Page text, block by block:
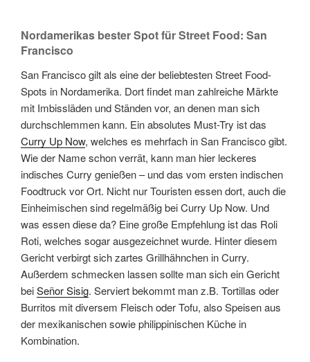
Nordamerikas bester Spot für Street Food: San
Francisco
San Francisco gilt als eine der beliebtesten Street Food-
Spots in Nordamerika. Dort findet man zahlreiche Märkte
mit Imbissläden und Ständen vor, an denen man sich
durchschlemmen kann. Ein absolutes Must-Try ist das
Curry Up Now, welches es mehrfach in San Francisco gibt.
Wie der Name schon verrät, kann man hier leckeres
indisches Curry genießen – und das vom ersten indischen
Foodtruck vor Ort. Nicht nur Touristen essen dort, auch die
Einheimischen sind regelmäßig bei Curry Up Now. Und
was essen diese da? Eine große Empfehlung ist das Roli
Roti, welches sogar ausgezeichnet wurde. Hinter diesem
Gericht verbirgt sich zartes Grillhähnchen in Curry.
Außerdem schmecken lassen sollte man sich ein Gericht
beiSeñor Sisig. Serviert bekommt man z.B. Tortillas oder
Burritos mit diversem Fleisch oder Tofu, also Speisen aus
der mexikanischen sowie philippinischen Küche in
Kombination.